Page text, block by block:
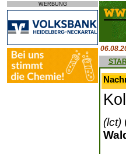
WERBUNG
(lct)